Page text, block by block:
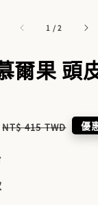
1 /2
爾果 頭
Regular
NT$ 415 TWD 優